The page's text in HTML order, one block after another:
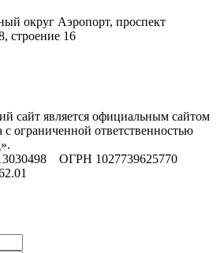
округ Аэропорт, проспект
строение 16
сайт является официальным сайтом
с ограниченной ответственностью
ОГРН 1027739625770